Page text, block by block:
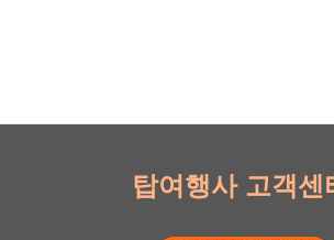
탑여행사 고객센